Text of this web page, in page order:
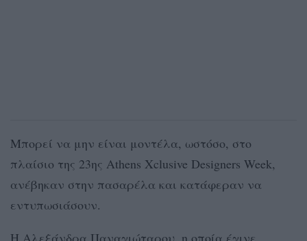
Μπορεί να μην είναι μοντέλα, ωστόσο, στο
πλαίσιο της 23ης Athens Xclusive Designers Week,
ανέβηκαν στην πασαρέλα και κατάφεραν να
εντυπωσιάσουν.
Η Αλεξάνδρα Παναγιώταρου, η οποία έγινε